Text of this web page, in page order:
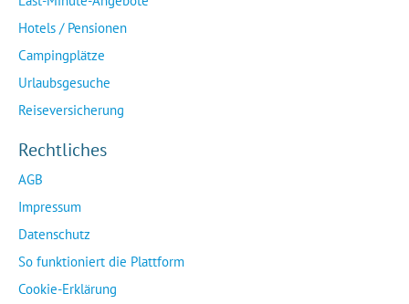
Hotels / Pensionen
Campingplätze
Urlaubsgesuche
Reiseversicherung
Rechtliches
AGB
Impressum
Datenschutz
So funktioniert die Plattform
Cookie-Erklärung